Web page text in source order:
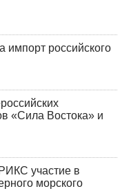
импорт российского
«Сила Востока» и
участие в
морского